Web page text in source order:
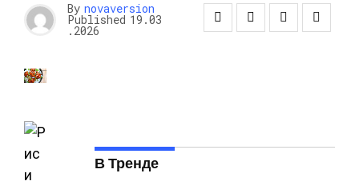
By novaversion
Published 19.03
.2026
В Тренде